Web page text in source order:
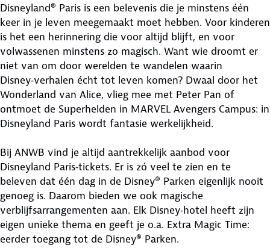
Disneyland® Paris is een belevenis die je minstens één
keer in je leven meegemaakt moet hebben. Voor kinderen
is het een herinnering die voor altijd blijft, en voor
volwassenen minstens zo magisch. Want wie droomt er
niet van om door werelden te wandelen waarin
Disney‑verhalen écht tot leven komen? Dwaal door het
Wonderland van Alice, vlieg mee met Peter Pan of
ontmoet de Superhelden in MARVEL Avengers Campus: in
Disneyland Paris wordt fantasie werkelijkheid.
Bij ANWB vind je altijd aantrekkelijk aanbod voor
Disneyland Paris‑tickets. Er is zó veel te zien en te
beleven dat één dag in de Disney® Parken eigenlijk nooit
genoeg is. Daarom bieden we ook magische
verblijfsarrangementen aan. Elk Disney‑hotel heeft zijn
eigen unieke thema en geeft je o.a. Extra Magic Time:
eerder toegang tot de Disney® Parken.